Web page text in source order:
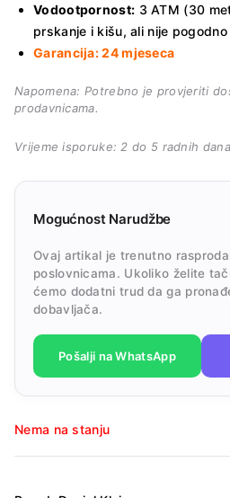
Vodootpornost: 3 ATM (30
prskanje i kišu, ali nije
Garancija: 24 mjeseca
Napomena: Potrebno je provjeriti
prodavnicama.
Vrijeme isporuke: 2 do 5 radnih
Mogućnost Narudžbe
Ovaj artikal je trenutno
poslovnicama. Ukoliko želite
ćemo dodatni trud da ga
dobavljača.
Pošalji na WhatsApp
Nema na stanju